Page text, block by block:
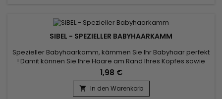
SIBEL - SPEZIELLER BABYHAARKAMM
Spezieller Babyhaarkamm, kämmen Sie Ihr Babyhaar perfekt
! Damit können Sie Ihre Haare am Rand Ihres Kopfes sowie
Ihre kleinen rebellischen Locken stylen.&nbsp; Glätten und
stylen Sie es wie gewünscht für ein perfektes Finish.&nbsp;
Verwenden Sie die Kammseite zum Stylen, den Pinsel zum
Glätten und den Spatel zum Verteilen des verwendeten Gels
1,98 €
 In den Warenkorb